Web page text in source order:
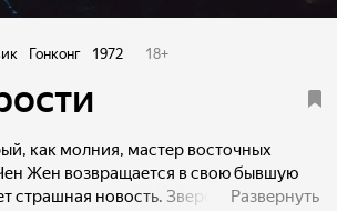
Гонконг 1972 18+
как молния, мастер восточных
Жен возвращается в свою бывшую
страшная новость. Зверски убитРазвернуть